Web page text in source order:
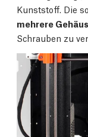
Kunststoff. Die
mehrere
Schrauben zu